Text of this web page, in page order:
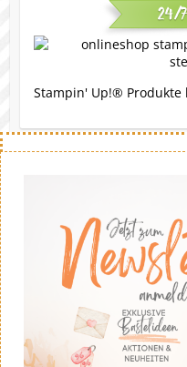
24/
Stampin' Up!® Produkte
Gerne darfst du meine
stammen - soweit nicht
Wenn du meine Ideen